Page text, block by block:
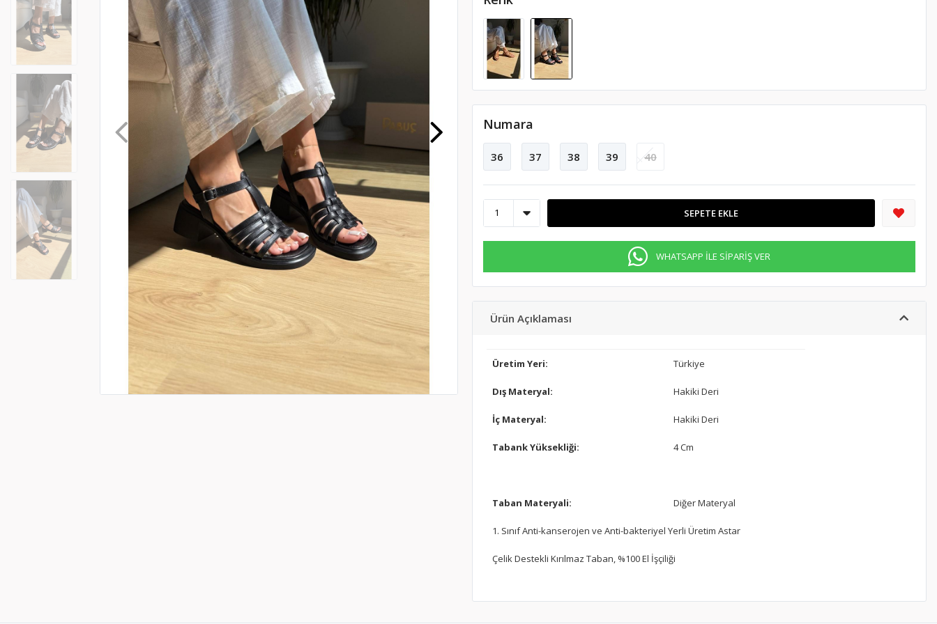
Numara
36 37 38 39 40
SEPETE EKLE
WHATSAPP İLE SİPARİŞ VER
Ürün Açıklaması
Üretim Yeri: Türkiye
Dış Materyal: Hakiki Deri
İç Materyal: Hakiki Deri
Tabank Yüksekliği: 4 Cm
Taban Materyali: Diğer Materyal
1. Sınıf Anti-kanserojen ve Anti-bakteriyel Yerli Üretim Astar
Çelik Destekli Kırılmaz Taban, %100 El İşçiliği